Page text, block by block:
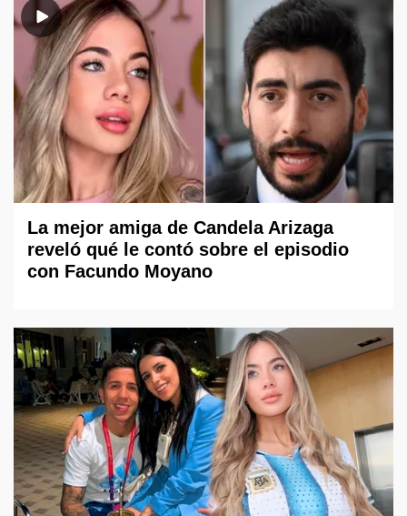
La mejor amiga de Candela Arizaga
reveló qué le contó sobre el episodio
con Facundo Moyano